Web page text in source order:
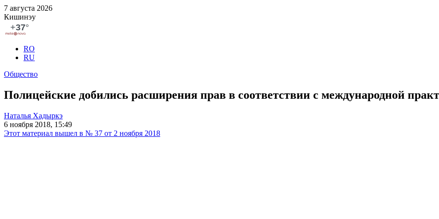
7 августа 2026
Кишинэу
RO
RU
Общество
Полицейские добились расширения прав в соответствии с международной
Наталья Хадыркэ
6 ноября 2018, 15:49
Этот материал вышел в № 37 от 2 ноября 2018